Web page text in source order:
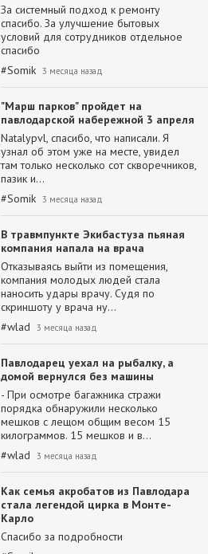
За системный подход к ремонту
спасибо. За улучшение бытовых
условий для сотрудников отдельное
спасибо
#Somik 3 месяца назад
"Марш парков" пройдет на
павлодарской набережной 3 апреля
Natalypvl, спасибо, что написали. Я
узнал об этом уже на месте, увидел
там только несколько сот скворечников,
пазик и…
#Somik 3 месяца назад
В травмпункте Экибастуза пьяная
компания напала на врача
Отказываясь выйти из помещения,
компания молодых людей стала
наносить удары врачу. Судя по
скриншоту у врача ну…
#wlad 3 месяца назад
Павлодарец уехал на рыбалку, а
домой вернулся без машины
- При осмотре багажника стражи
порядка обнаружили несколько
мешков с лещом общим весом 15
килограммов. 15 мешков и в…
#wlad 3 месяца назад
Как семья акробатов из Павлодара
стала легендой цирка в Монте-
Карло
Спасибо за подробности